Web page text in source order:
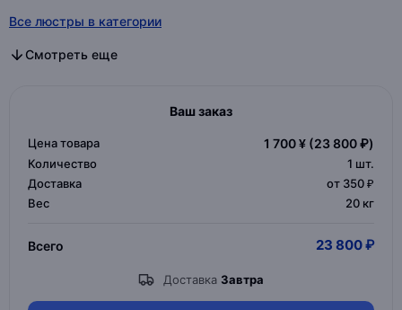
Все люстры в категории
Все дизайнерские люстры в категории
Все люстры в категории
Смотреть еще
Ваш заказ
Цена товара 1 700 ¥ (23 800 ₽)
Количество 1 шт.
Доставка
от 350 ₽
Вес
20 кг
Всего 23 800 ₽
Доставка Завтра